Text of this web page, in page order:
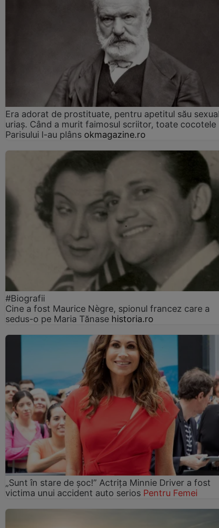
Era adorat de prostituate, pentru apetitul său
uriaș. Când a murit faimosul scriitor, toate cocotele
Parisului l-au plâns okmagazine.ro
#Biografii
Cine a fost Maurice Nègre, spionul francez care a
sedus-o pe Maria Tănase historia.ro
„Sunt în stare de șoc!” Actrița Minnie Driver a fost
victima unui accident auto serios Pentru Femei